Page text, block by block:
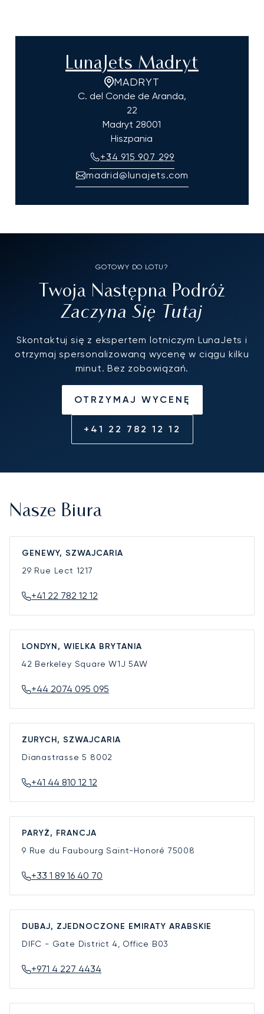
LunaJets Madryt
MADRYT
C. del Conde de Aranda,
22
Madryt 28001
Hiszpania
+34 915 907 299
madrid@lunajets.com
GOTOWY DO LOTU?
Twoja Następna Podróż
Zaczyna Się Tutaj
Skontaktuj się z ekspertem lotniczym LunaJets i
otrzymaj spersonalizowaną wycenę w ciągu kilku
minut. Bez zobowiązań.
OTRZYMAJ WYCENĘ
+41 22 782 12 12
Nasze Biura
GENEWY, SZWAJCARIA
29 Rue Lect 1217
+41 22 782 12 12
LONDYN, WIELKA BRYTANIA
42 Berkeley SquareW1J 5AW
+44 2074 095 095
ZURYCH, SZWAJCARIA
Dianastrasse 5 8002
+41 44 810 12 12
PARYŻ, FRANCJA
9 Rue du Faubourg Saint-Honoré 75008
+33 1 89 16 40 70
DUBAJ, ZJEDNOCZONE EMIRATY ARABSKIE
DIFC - Gate District 4, Office B03
+971 4 227 4434